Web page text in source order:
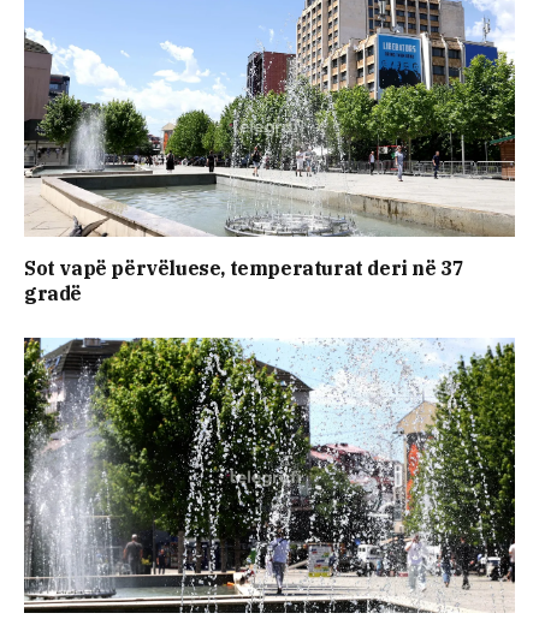
Sot vapë përvëluese, temperaturat deri në 37
gradë